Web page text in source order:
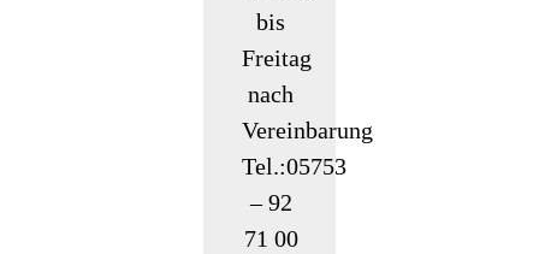
bis
Freitag
nach
Vereinbarung
Tel.:05753
– 92
71 00